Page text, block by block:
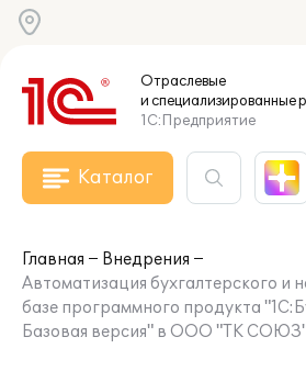
Отраслевые
и специализированные
1С:Предприятие
Каталог
Главная
Внедрения
Автоматизация бухгалтерского и
базе программного продукта
Базовая версия" в ООО "ТК